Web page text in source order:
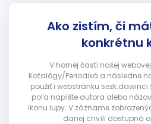
Ako zistím, či
konkrétnu
V hornej časti našej
Katalógy/Periodiká a následne
použiť i webstránku
poľa napíšte autora alebo
ikonu lupy. V zázname
danej chvíli dostupná